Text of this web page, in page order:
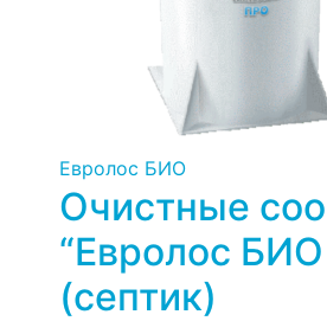
Евролос БИО
Очистные
“Евролос БИО
(септик)